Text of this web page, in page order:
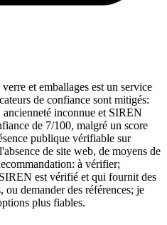
et emballages est un service
de confiance sont mitigés:
inconnue et SIREN
de 7/100, malgré un score
publique vérifiable sur
de site web, de moyens de
à vérifier;
est vérifié et qui fournit des
demander des références; je
plus fiables.